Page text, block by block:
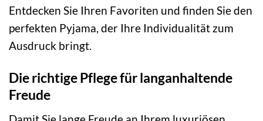
Entdecken Sie Ihren Favoriten und finden Sie den
perfekten Pyjama, der Ihre Individualität zum
Ausdruck bringt.
Die richtige Pflege für langanhaltende
Freude